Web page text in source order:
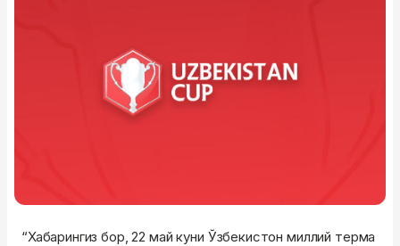
“Хабарингиз бор, 22 май куни Ўзбекистон миллий терма